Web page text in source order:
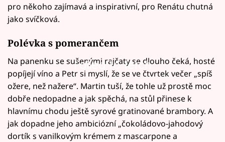
pro někoho zajímavá a inspirativní, pro Renátu chutná
jako svíčková.
Polévka s pomerančem
Failed to fetch
Na panenku se sušenými rajčaty se dlouho čeká, hosté
popíjejí víno a Petr si myslí, že se ve čtvrtek večer „spíš
ožere, než nažere“. Martin tuší, že tohle už prostě moc
dobře nedopadne a jak spěchá, na stůl přinese k
hlavnímu chodu ještě syrové gratinované brambory. A
jak dopadne jeho ambiciózní „čokoládovo-jahodový
dortík s vanilkovým krémem z mascarpone a